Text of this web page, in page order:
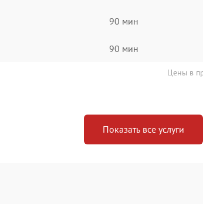
90 мин
90 мин
Цены в
Показать все услуги